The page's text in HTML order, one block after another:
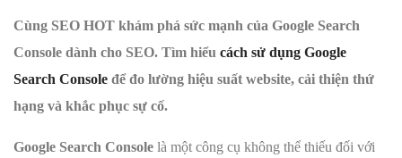
Cùng SEO HOT khám phá sức mạnh của Google Search
Console dành cho SEO. Tìm hiểu cách sử dụng Google
Search Console để đo lường hiệu suất website, cải thiện thứ
hạng và khắc phục sự cố.
Google Search Console là một công cụ không thể thiếu đối với